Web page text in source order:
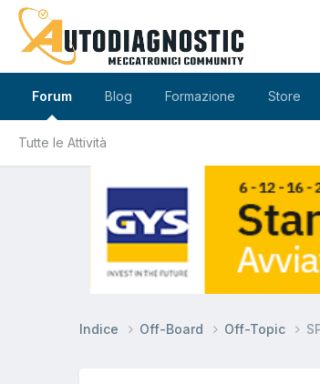
Forum
Tutte le Attività
Blog Formazione Store
Indice Off-Board Off-Topic